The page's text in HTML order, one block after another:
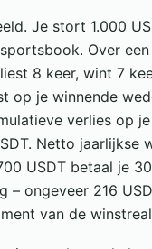
Je stort 1.000
Over
8 keer, wint 7
op je winnende
verlies op
Netto jaarlijkse
USDT betaal je
– ongeveer 216
van de